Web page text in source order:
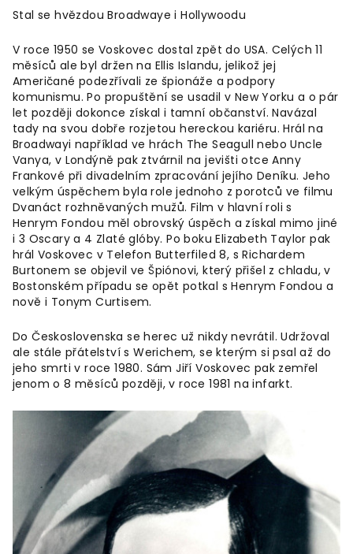
Stal se hvězdou Broadwaye i Hollywoodu
V roce 1950 se Voskovec dostal zpět do USA. Celých 11
měsíců ale byl držen na Ellis Islandu, jelikož jej
Američané podezřívali ze špionáže a podpory
komunismu. Po propuštění se usadil v New Yorku a o pár
let později dokonce získal i tamní občanství. Navázal
tady na svou dobře rozjetou hereckou kariéru. Hrál na
Broadwayi například ve hrách The Seagull nebo Uncle
Vanya, v Londýně pak ztvárnil na jevišti otce Anny
Frankové při divadelním zpracování jejího Deníku. Jeho
velkým úspěchem byla role jednoho z porotců ve filmu
Dvanáct rozhněvaných mužů. Film v hlavní roli s
Henrym Fondou měl obrovský úspěch a získal mimo jiné
i 3 Oscary a 4 Zlaté glóby. Po boku Elizabeth Taylor pak
hrál Voskovec v Telefon Butterfiled 8, s Richardem
Burtonem se objevil ve Špiónovi, který přišel z chladu, v
Bostonském případu se opět potkal s Henrym Fondou a
nově i Tonym Curtisem.
Do Československa se herec už nikdy nevrátil. Udržoval
ale stále přátelství s Werichem, se kterým si psal až do
jeho smrti v roce 1980. Sám Jiří Voskovec pak zemřel
jenom o 8 měsíců později, v roce 1981 na infarkt.